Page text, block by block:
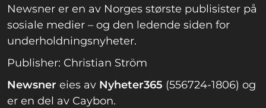
Newsner er en av Norges største publisister på
sosiale medier – og den ledende siden for
underholdningsnyheter.
Publisher: Christian Ström
Newsner eies av Nyheter365 (556724-1806) og
er en del av Caybon.